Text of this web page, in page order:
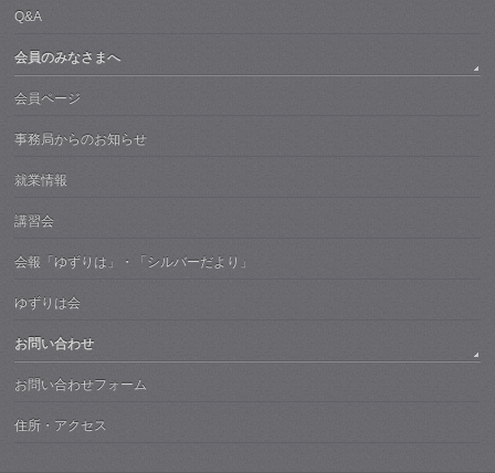
Q&A
会員のみなさまへ
会員ページ
事務局からのお知らせ
就業情報
講習会
会報「ゆずりは」・「シルバーだより」
ゆずりは会
お問い合わせ
お問い合わせフォーム
住所・アクセス